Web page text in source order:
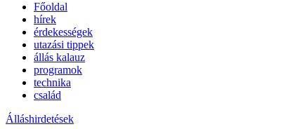
Főoldal
hírek
érdekességek
utazási tippek
állás kalauz
programok
technika
család
Álláshirdetések